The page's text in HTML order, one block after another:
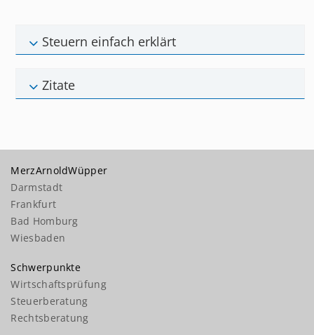
Steuern einfach erklärt
Zitate
MerzArnoldWüpper
Darmstadt
Frankfurt
Bad Homburg
Wiesbaden
Schwerpunkte
Wirtschaftsprüfung
Steuerberatung
Rechtsberatung